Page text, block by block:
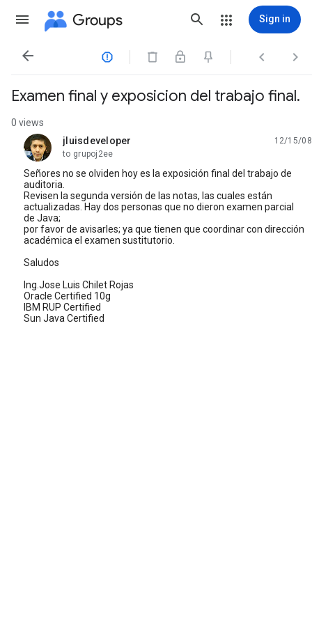
Groups Sign in
   
Examen final y exposicion del trabajo final.
0 views
jluisdeveloper
unread,
12/15/08
to grupoj2ee
Señores no se olviden hoy es la exposición final del trabajo de
auditoria.
Revisen la segunda versión de las notas, las cuales están
actualizadas. Hay dos personas que no dieron examen parcial
de Java;
por favor de avisarles; ya que tienen que coordinar con dirección
académica el examen sustitutorio.
Saludos
Ing.Jose Luis Chilet Rojas
Oracle Certified 10g
IBM RUP Certified
Sun Java Certified